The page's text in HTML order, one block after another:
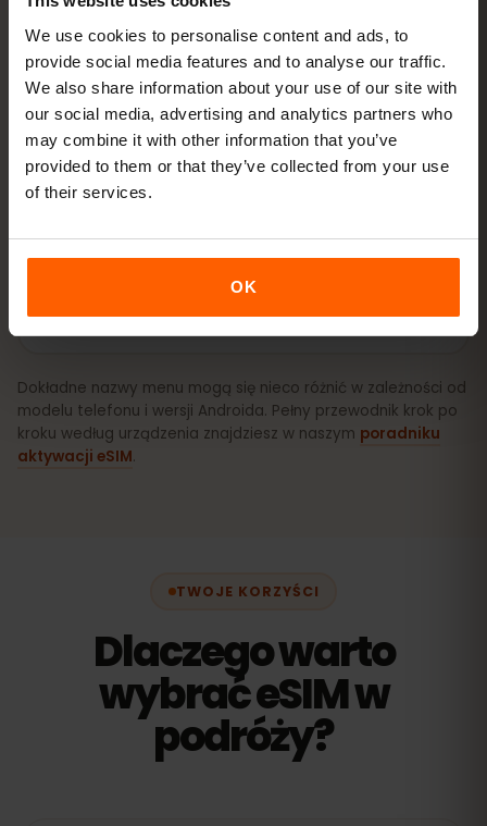
We use cookies to personalise content and ads, to
provide social media features and to analyse our traffic.
We also share information about your use of our site with
our social media, advertising and analytics partners who
may combine it with other information that you’ve
provided to them or that they’ve collected from your use
of their services.
OK
pierwszego użycia, nie od zakupu.
Czy Twoje urządzenie obsługuje eSIM? Sprawdź
zgodność
Jak aktywować eSIM na iPhone (iOS)
Jak aktywować eSIM na Androidzie
(Samsung, Pixel i inne)
Dokładne nazwy menu mogą się nieco różnić w zależności od
modelu telefonu i wersji Androida. Pełny przewodnik krok po
kroku według urządzenia znajdziesz w naszym poradniku
aktywacji eSIM.
TWOJE KORZYŚCI
Dlaczego warto
wybrać eSIM w
podróży?